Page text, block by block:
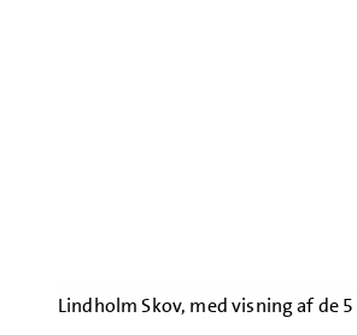
Lindholm Skov, med visning af de